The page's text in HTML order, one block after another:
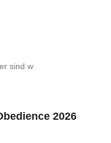
sind w
2026